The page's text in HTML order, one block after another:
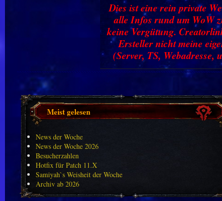
Dies ist eine rein private
alle Infos rund um WoW
keine Vergütung.
Ersteller nicht meine
(Server, TS, Webadresse,
Meist gelesen
News der Woche
News der Woche 2026
Besucherzahlen
Hotfix für Patch 11.X
Samiyah`s Weisheit der Woche
Archiv ab 2026